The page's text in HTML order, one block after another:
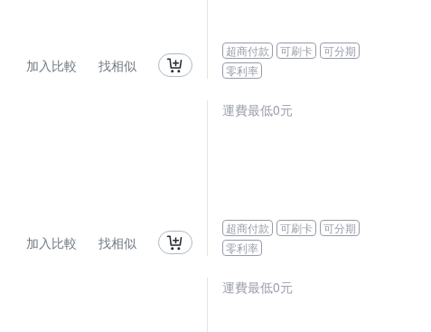
加入比較 找相似
超商付款 可刷卡
可分期
零利率
加入比較 找相似
運費最低0元
超商付款 可刷卡
可分期
零利率
運費最低0元